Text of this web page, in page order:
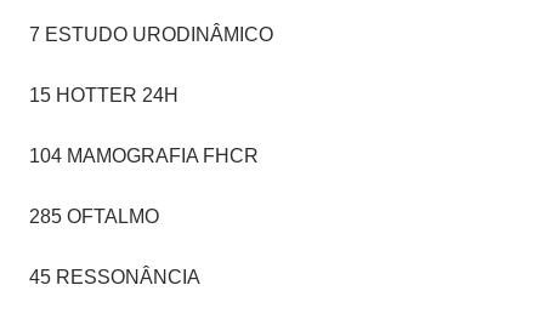
7 ESTUDO URODINÂMICO
15 HOTTER 24H
104 MAMOGRAFIA FHCR
285 OFTALMO
45 RESSONÂNCIA